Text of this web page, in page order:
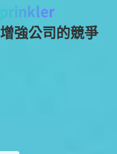
強公司的競爭